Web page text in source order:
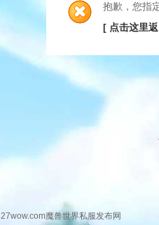
抱歉，您指
[ 点击这里
27wow.com魔兽世界私服发布网